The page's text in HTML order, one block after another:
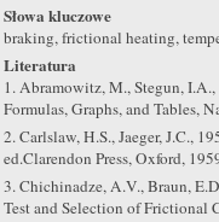
Słowa kluczowe
braking, frictional heating,
Literatura
1. Abramowitz, M., Stegun,
Formulas, Graphs, and Tables,
2. Carlslaw, H.S., Jaeger, J.C.,
ed.Clarendon Press, Oxford,
3. Chichinadze, A.V., Braun,
Test and Selection of Frictional